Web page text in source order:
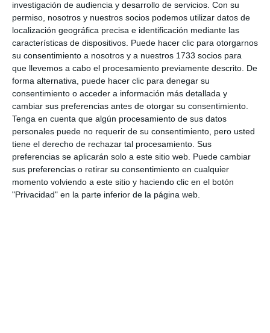
investigación de audiencia y desarrollo de servicios. Con su
permiso, nosotros y nuestros socios podemos utilizar datos de
localización geográfica precisa e identificación mediante las
características de dispositivos. Puede hacer clic para otorgarnos
su consentimiento a nosotros y a nuestros 1733 socios para
que llevemos a cabo el procesamiento previamente descrito. De
forma alternativa, puede hacer clic para denegar su
consentimiento o acceder a información más detallada y
cambiar sus preferencias antes de otorgar su consentimiento.
Tenga en cuenta que algún procesamiento de sus datos
personales puede no requerir de su consentimiento, pero usted
tiene el derecho de rechazar tal procesamiento. Sus
preferencias se aplicarán solo a este sitio web. Puede cambiar
sus preferencias o retirar su consentimiento en cualquier
momento volviendo a este sitio y haciendo clic en el botón
"Privacidad" en la parte inferior de la página web.
cualquiera que esté haciendo snorkel o cualquier
otra actividad acuática, o incluso en la playa, puede
recoger la basura cuando flota, si la ven en el fondo
o en la arena”, animó Georgetti. Los organizadores
invitan a los ciudadanos a seguir y participar en esta
y otras campañas de limpieza. Para más
información, puedes visitar la web oficial del
Proyecto Libera.
Comparte esta noticia desde el siguiente enlace:
https://mijascom.com/?a=35856